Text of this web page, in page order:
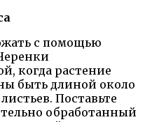
с помощью
когда растение
быть длиной около
Поставьте
обработанный